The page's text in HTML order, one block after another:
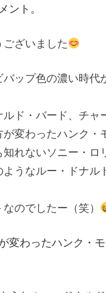
ント。
ざいました
ップ色の濃い時
ド・バード、チャ
変わったハンク・
れないソニー・ロ
うなルー・ドナル
のでしたー（笑）
変わったハンク・モ